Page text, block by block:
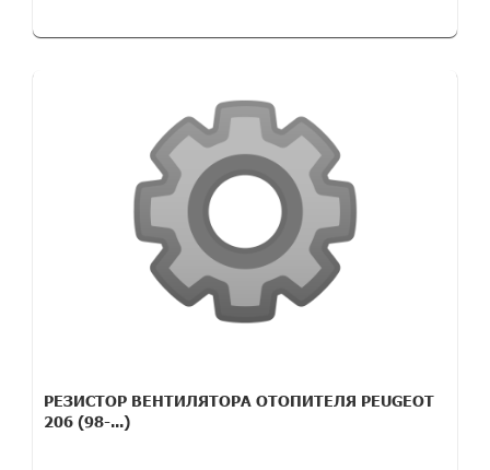
РЕЗИСТОР ВЕНТИЛЯТОРА ОТОПИТЕЛЯ PEUGEOT
206 (98-...)